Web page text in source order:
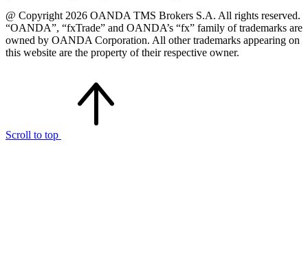
@ Copyright 2026 OANDA TMS Brokers S.A. All rights reserved.
“OANDA”, “fxTrade” and OANDA’s “fx” family of trademarks are
owned by OANDA Corporation. All other trademarks appearing on
this website are the property of their respective owner.
Scroll to top